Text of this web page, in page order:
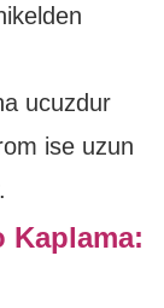
ucuzdur
ise uzun
Kaplama: